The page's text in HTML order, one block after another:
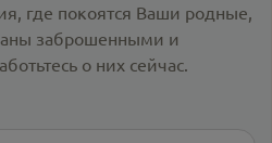
где покоятся Ваши родные,
заброшенными и
о них сейчас.